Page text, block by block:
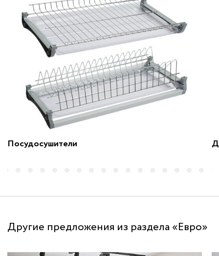
Посудосушители
Другие предложения из раздела «Евро»